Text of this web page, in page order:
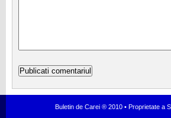
Buletin de Carei ® 2010 • Proprietate a